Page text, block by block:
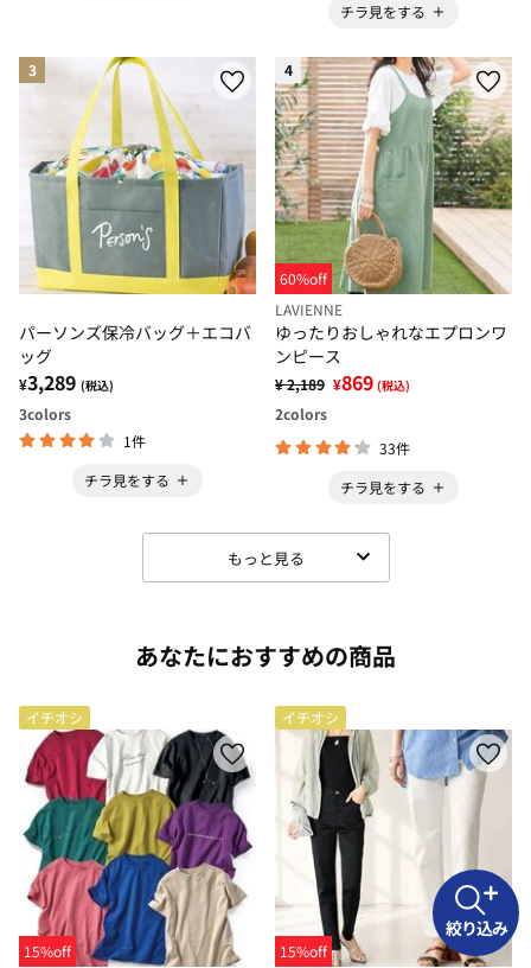
チラ見をする
3
パーソンズ保冷バッグ＋エコバ
ッグ
¥3,289 (税込)
3colors
1件
チラ見をする
4
60%off
LAVIENNE
ゆったりおしゃれなエプロンワ
ンピース
¥ 2,189 ¥869 (税込)
2colors
33件
チラ見をする
もっと見る
あなたにおすすめの商品
イチオシ
15%off
イチオシ
15%off
絞り込み